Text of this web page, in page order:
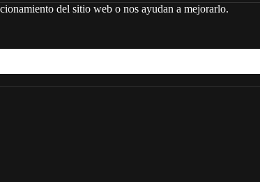
del sitio web o nos ayudan a mejorarlo.